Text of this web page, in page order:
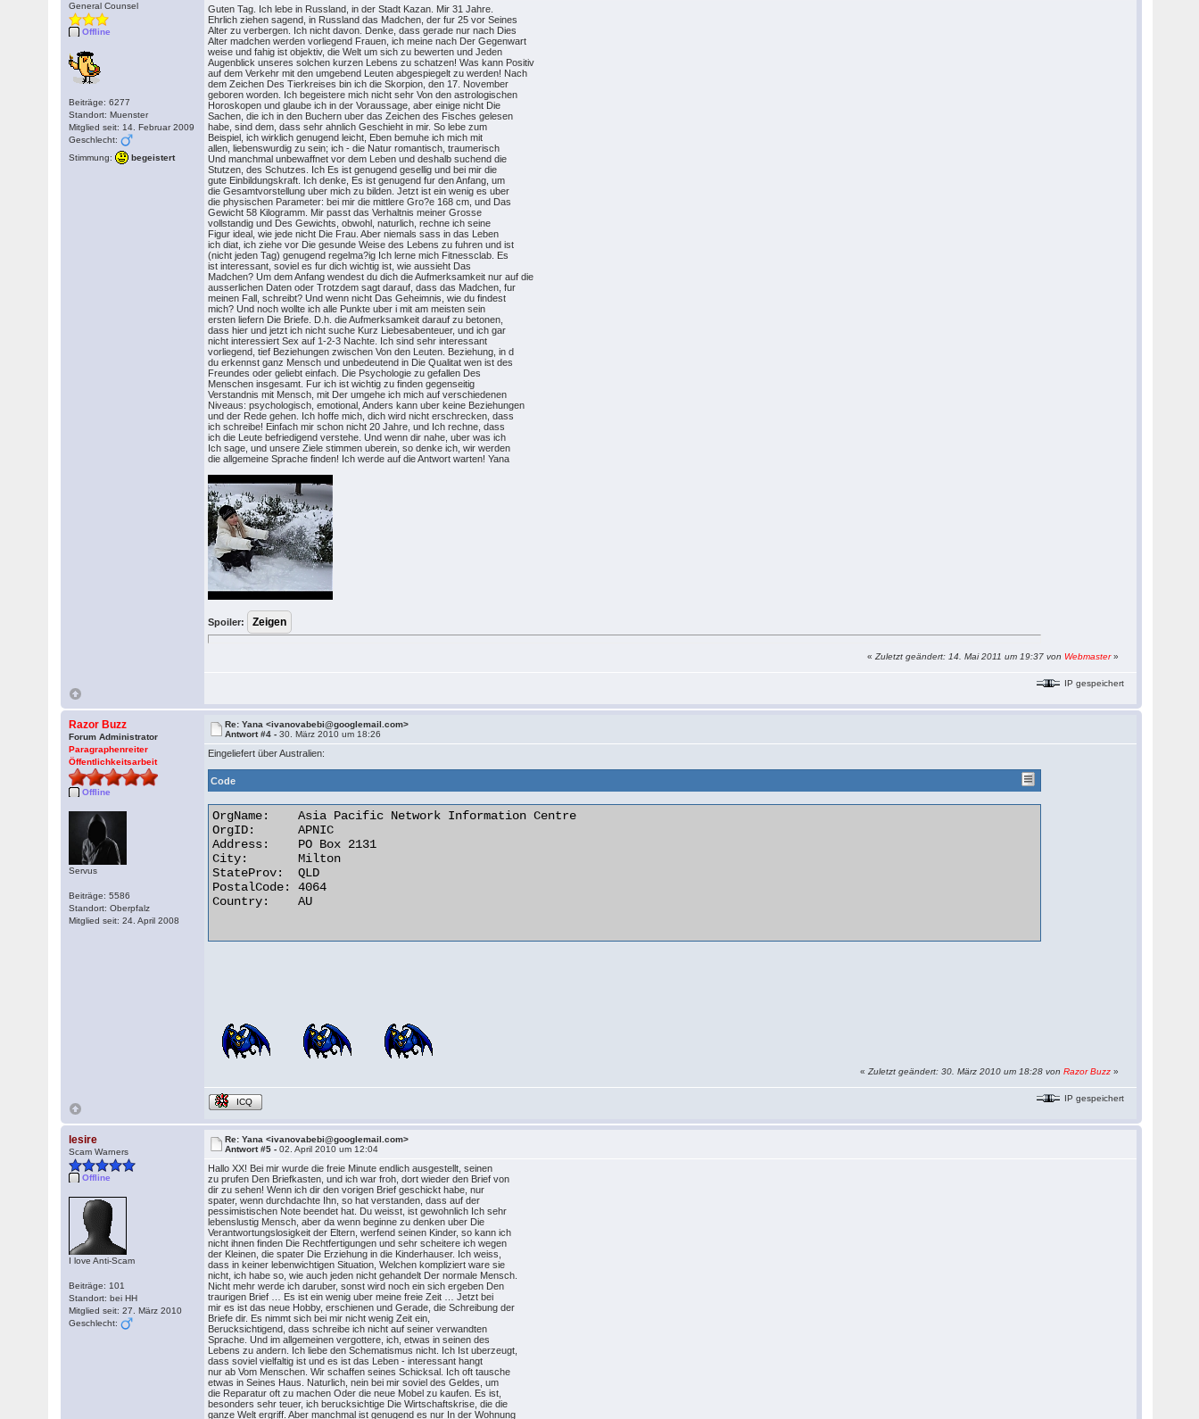
General Counsel
Offline
Beiträge: 6277
Standort: Muenster
Mitglied seit: 14. Februar 2009
Geschlecht:
Stimmung:
begeistert
Guten Tag. Ich lebe in Russland, in der Stadt Kazan. Mir 31 Jahre.
Ehrlich ziehen sagend, in Russland das Madchen, der fur 25 vor Seines
Alter zu verbergen. Ich nicht davon. Denke, dass gerade nur nach Dies
Alter madchen werden vorliegend Frauen, ich meine nach Der Gegenwart
weise und fahig ist objektiv, die Welt um sich zu bewerten und Jeden
Augenblick unseres solchen kurzen Lebens zu schatzen! Was kann Positiv
auf dem Verkehr mit den umgebend Leuten abgespiegelt zu werden! Nach
dem Zeichen Des Tierkreises bin ich die Skorpion, den 17. November
geboren worden. Ich begeistere mich nicht sehr Von den astrologischen
Horoskopen und glaube ich in der Voraussage, aber einige nicht Die
Sachen, die ich in den Buchern uber das Zeichen des Fisches gelesen
habe, sind dem, dass sehr ahnlich Geschieht in mir. So lebe zum
Beispiel, ich wirklich genugend leicht, Eben bemuhe ich mich mit
allen, liebenswurdig zu sein; ich - die Natur romantisch, traumerisch
Und manchmal unbewaffnet vor dem Leben und deshalb suchend die
Stutzen, des Schutzes. Ich Es ist genugend gesellig und bei mir die
gute Einbildungskraft. Ich denke, Es ist genugend fur den Anfang, um
die Gesamtvorstellung uber mich zu bilden. Jetzt ist ein wenig es uber
die physischen Parameter: bei mir die mittlere Gro?e 168 cm, und Das
Gewicht 58 Kilogramm. Mir passt das Verhaltnis meiner Grosse
vollstandig und Des Gewichts, obwohl, naturlich, rechne ich seine
Figur ideal, wie jede nicht Die Frau. Aber niemals sass in das Leben
ich diat, ich ziehe vor Die gesunde Weise des Lebens zu fuhren und ist
(nicht jeden Tag) genugend regelma?ig Ich lerne mich Fitnessclab. Es
ist interessant, soviel es fur dich wichtig ist, wie aussieht Das
Madchen? Um dem Anfang wendest du dich die Aufmerksamkeit nur auf die
ausserlichen Daten oder Trotzdem sagt darauf, dass das Madchen, fur
meinen Fall, schreibt? Und wenn nicht Das Geheimnis, wie du findest
mich? Und noch wollte ich alle Punkte uber i mit am meisten sein
ersten liefern Die Briefe. D.h. die Aufmerksamkeit darauf zu betonen,
dass hier und jetzt ich nicht suche Kurz Liebesabenteuer, und ich gar
nicht interessiert Sex auf 1-2-3 Nachte. Ich sind sehr interessant
vorliegend, tief Beziehungen zwischen Von den Leuten. Beziehung, in d
du erkennst ganz Mensch und unbedeutend in Die Qualitat wen ist des
Freundes oder geliebt einfach. Die Psychologie zu gefallen Des
Menschen insgesamt. Fur ich ist wichtig zu finden gegenseitig
Verstandnis mit Mensch, mit Der umgehe ich mich auf verschiedenen
Niveaus: psychologisch, emotional, Anders kann uber keine Beziehungen
und der Rede gehen. Ich hoffe mich, dich wird nicht erschrecken, dass
ich schreibe! Einfach mir schon nicht 20 Jahre, und Ich rechne, dass
ich die Leute befriedigend verstehe. Und wenn dir nahe, uber was ich
Ich sage, und unsere Ziele stimmen uberein, so denke ich, wir werden
die allgemeine Sprache finden! Ich werde auf die Antwort warten! Yana
Spoiler:
«Zuletzt geändert: 14. Mai 2011 um 19:37 von Webmaster»
IP gespeichert
Razor Buzz
Forum Administrator
Paragraphenreiter
Öffentlichkeitsarbeit
Offline
Servus
Beiträge: 5586
Standort: Oberpfalz
Mitglied seit: 24. April 2008
Re: Yana <ivanovabebi@googlemail.com>
Antwort #4 -30. März 2010 um 18:26
Eingeliefert über Australien:
Code
OrgName:    Asia Pacific Network Information Centre
OrgID:      APNIC
Address:    PO Box 2131
City:       Milton
StateProv:  QLD
PostalCode: 4064
Country:    AU
«Zuletzt geändert: 30. März 2010 um 18:28 vonRazor Buzz »
ICQ IP gespeichert
lesire
Scam Warners
Offline
I love Anti-Scam
Beiträge: 101
Standort: bei HH
Mitglied seit: 27. März 2010
Geschlecht:
Re: Yana <ivanovabebi@googlemail.com>
Antwort #5 -02. April 2010 um 12:04
Hallo XX! Bei mir wurde die freie Minute endlich ausgestellt, seinen
zu prufen Den Briefkasten, und ich war froh, dort wieder den Brief von
dir zu sehen! Wenn ich dir den vorigen Brief geschickt habe, nur
spater, wenn durchdachte Ihn, so hat verstanden, dass auf der
pessimistischen Note beendet hat. Du weisst, ist gewohnlich Ich sehr
lebenslustig Mensch, aber da wenn beginne zu denken uber Die
Verantwortungslosigkeit der Eltern, werfend seinen Kinder, so kann ich
nicht ihnen finden Die Rechtfertigungen und sehr scheitere ich wegen
der Kleinen, die spater Die Erziehung in die Kinderhauser. Ich weiss,
dass in keiner lebenwichtigen Situation, Welchen kompliziert ware sie
nicht, ich habe so, wie auch jeden nicht gehandelt Der normale Mensch.
Nicht mehr werde ich daruber, sonst wird noch ein sich ergeben Den
traurigen Brief … Es ist ein wenig uber meine freie Zeit … Jetzt bei
mir es ist das neue Hobby, erschienen und Gerade, die Schreibung der
Briefe dir. Es nimmt sich bei mir nicht wenig Zeit ein,
Berucksichtigend, dass schreibe ich nicht auf seiner verwandten
Sprache. Und im allgemeinen vergottere, ich, etwas in seinen des
Lebens zu andern. Ich liebe den Schematismus nicht. Ich Ist uberzeugt,
dass soviel vielfaltig ist und es ist das Leben - interessant hangt
nur ab Vom Menschen. Wir schaffen seines Schicksal. Ich oft tausche
etwas in Seines Haus. Naturlich, nein bei mir soviel des Geldes, um
die Reparatur oft zu machen Oder die neue Mobel zu kaufen. Es ist,
besonders sehr teuer, ich berucksichtige Die Wirtschaftskrise, die die
ganze Welt ergriff. Aber manchmal ist genugend es nur In der Wohnung